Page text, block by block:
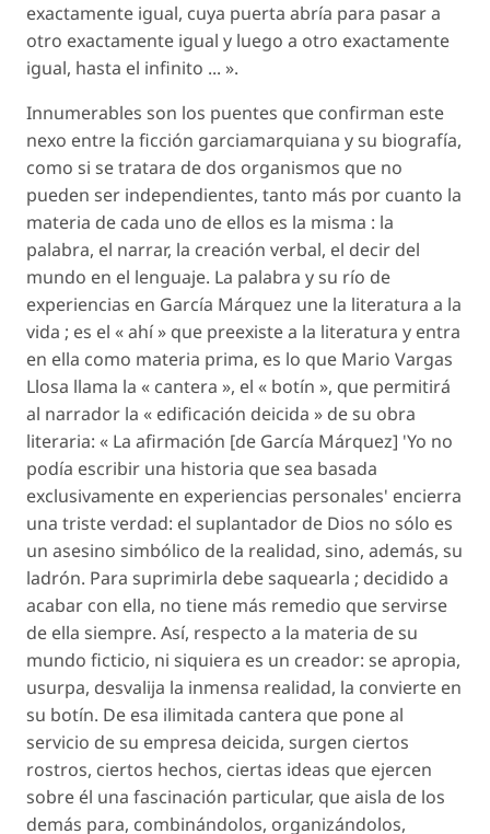
exactamente igual, cuya puerta abría para pasar a
otro exactamente igual y luego a otro exactamente
igual, hasta el infinito ... ».
Innumerables son los puentes que confirman este
nexo entre la ficción garciamarquiana y su biografía,
como si se tratara de dos organismos que no
pueden ser independientes, tanto más por cuanto la
materia de cada uno de ellos es la misma : la
palabra, el narrar, la creación verbal, el decir del
mundo en el lenguaje. La palabra y su río de
experiencias en García Márquez une la literatura a la
vida ; es el « ahí » que preexiste a la literatura y entra
en ella como materia prima, es lo que Mario Vargas
Llosa llama la « cantera », el « botín », que permitirá
al narrador la « edificación deicida » de su obra
literaria: « La afirmación [de García Márquez] 'Yo no
podía escribir una historia que sea basada
exclusivamente en experiencias personales' encierra
una triste verdad: el suplantador de Dios no sólo es
un asesino simbólico de la realidad, sino, además, su
ladrón. Para suprimirla debe saquearla ; decidido a
acabar con ella, no tiene más remedio que servirse
de ella siempre. Así, respecto a la materia de su
mundo ficticio, ni siquiera es un creador: se apropia,
usurpa, desvalija la inmensa realidad, la convierte en
su botín. De esa ilimitada cantera que pone al
servicio de su empresa deicida, surgen ciertos
rostros, ciertos hechos, ciertas ideas que ejercen
sobre él una fascinación particular, que aisla de los
demás para, combinándolos, organizándolos,